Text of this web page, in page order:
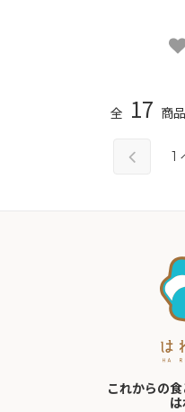
全 17 商
1
これからの